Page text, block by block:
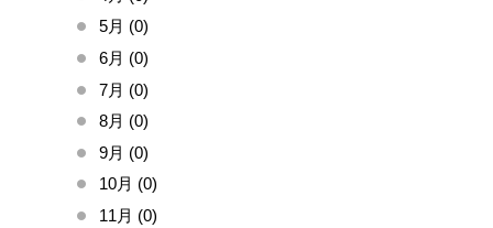
5月 (0)
6月 (0)
7月 (0)
8月 (0)
9月 (0)
10月 (0)
11月 (0)